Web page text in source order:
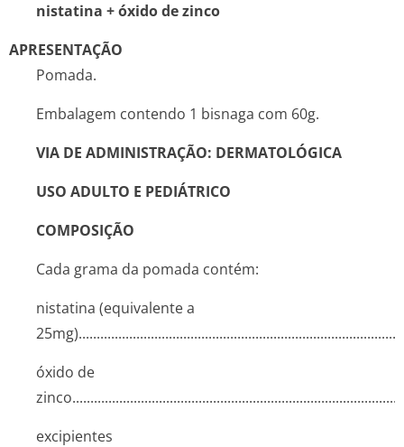
nistatina + óxido de zinco
APRESENTAÇÃO
Pomada.
Embalagem contendo 1 bisnaga com 60g.
VIA DE ADMINISTRAÇÃO: DERMATOLÓGICA
USO ADULTO E PEDIÁTRICO
COMPOSIÇÃO
Cada grama da pomada contém:
nistatina (equivalente a
óxido de
excipientes